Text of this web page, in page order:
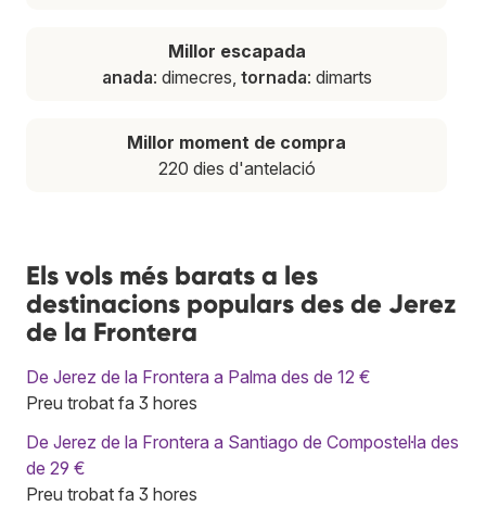
Millor escapada
anada: dimecres, tornada: dimarts
Millor moment de compra
220 dies d'antelació
Els vols més barats a les
destinacions populars des de Jerez
de la Frontera
De Jerez de la Frontera a Palma des de 12 €
Preu trobat fa 3 hores
De Jerez de la Frontera a Santiago de Compostel·la des
de 29 €
Preu trobat fa 3 hores